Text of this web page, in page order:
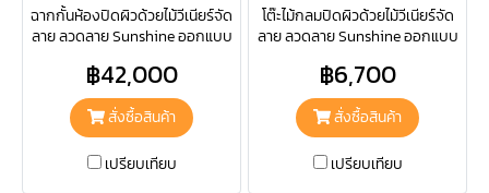
ฉากกั้นห้องปิดผิวด้วยไม้วีเนียร์จัด
ลาย ลวดลาย Sunshine ออกแบบ
Hand Made จากทางทีมช่าง
ชำนาญการพิเศษของทาง Siam
Woodland
฿42,000
สั่งซื้อสินค้า
เปรียบเทียบ
โต๊ะไม้กลมปิดผิวด้วยไม้วีเนียร์จัด
ลาย ลวดลาย Sunshine ออกแบบ
พื้นที่ ด้วยลวดลายที่สวยงาม
มาตรฐานจากทาง Siam
Woodland
฿6,700
สั่งซื้อสินค้า
เปรียบเทียบ